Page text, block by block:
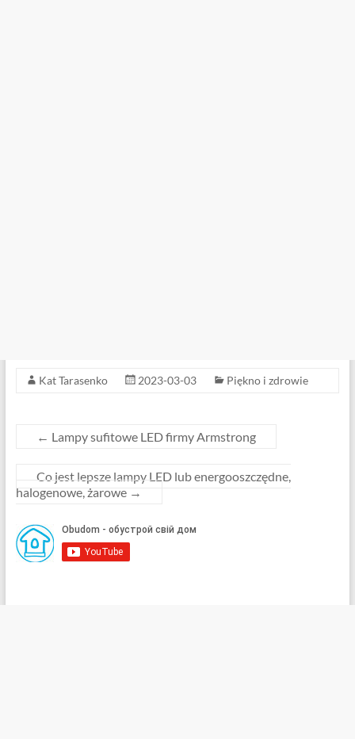
Kat Tarasenko 2023-03-03 Piękno i zdrowie
← Lampy sufitowe LED firmy Armstrong
Co jest lepsze lampy LED lub energooszczędne,
halogenowe, żarowe →